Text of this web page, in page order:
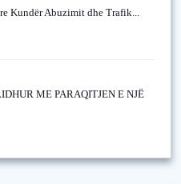
Kundër Abuzimit dhe Trafik...
ME PARAQITJEN E NJË